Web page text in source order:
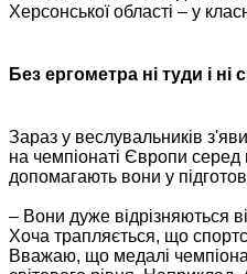
Херсонської області – у
Без ергометра ні туди і ні
Зараз у веслувальників
на чемпіонаті Європи серед
допомагають вони у
– Вони дуже відрізняються
Хоча трапляється, що
Вважаю, що медалі